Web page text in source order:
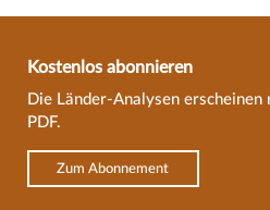
Kostenlos abonnieren
Die Länder-Analysen
PDF.
Zum Abonnement